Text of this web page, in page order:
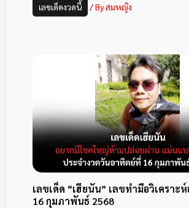
เลขเด็ดงวดนี้ / Byสมหญิง
เลขเด็ด “เฮียนัน” เลขทำมือวิเคราะ
16 กุมภาพันธ์ 2568